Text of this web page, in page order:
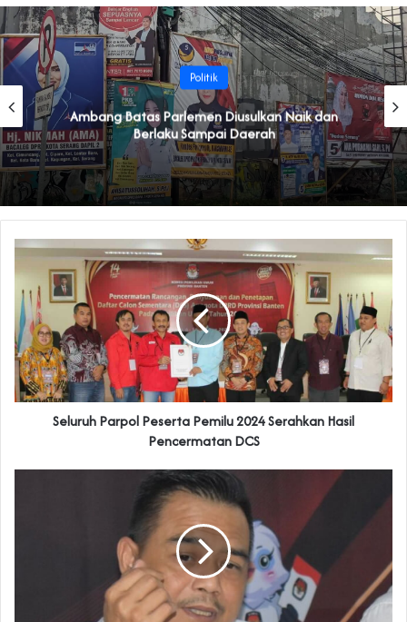
Politik
Ambang Batas Parlemen Diusulkan Naik dan
Berlaku Sampai Daerah
Seluruh Parpol Peserta Pemilu 2024 Serahkan Hasil
Pencermatan DCS